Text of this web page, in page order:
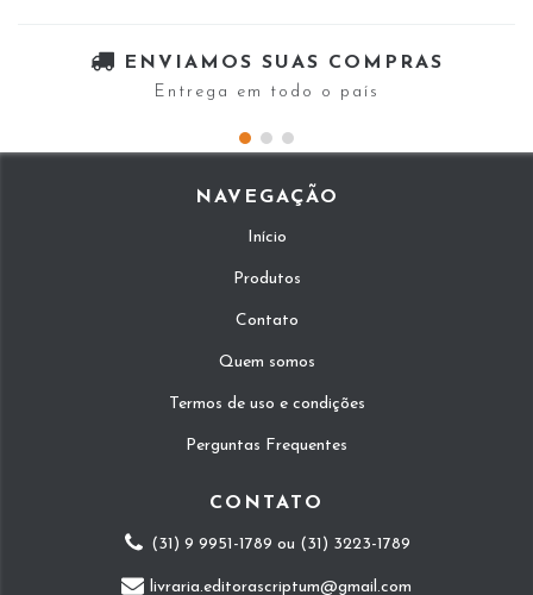
ENVIAMOS SUAS COMPRAS
Entrega em todo o país
NAVEGAÇÃO
Início
Produtos
Contato
Quem somos
Termos de uso e condições
Perguntas Frequentes
CONTATO
(31) 9 9951-1789 ou (31) 3223-1789
livraria.editorascriptum@gmail.com